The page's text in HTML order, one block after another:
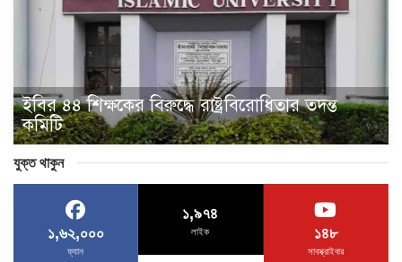
ইবির ৪৪ শিক্ষকের বিরুদ্ধে রাষ্ট্রবিরোধিতার তদন্ত
কমিটি
যুক্ত থাকুন
১,৬২,০০০
ফ্যান
১,৯৭৪
লাইক ১৪৮
সাবস্ক্রাইবার